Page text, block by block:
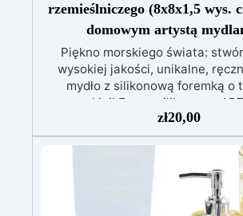
rzemieślniczego (8x8x1,5 wys.
domowym artystą
Piękno morskiego świata:
wysokiej jakości, unikalne,
mydło z silikonową foremką o
morskiej! Formy silikonowe
domowych mydeł to idealny
pozwalający wejść w fantastyczny
DIY. Te formy do mydła, stworzone
jakości materiałów,
spersonalizowane i
wyrażając Twoją
zł20,00